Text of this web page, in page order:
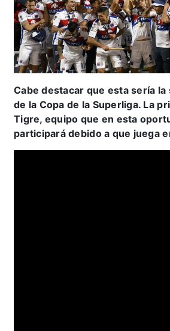
Cabe destacar que esta sería la
de la Copa de la Superliga. La
Tigre, equipo que en esta
participará debido a que juega